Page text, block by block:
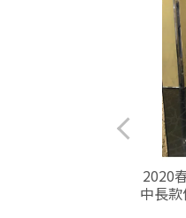
2020
中長款